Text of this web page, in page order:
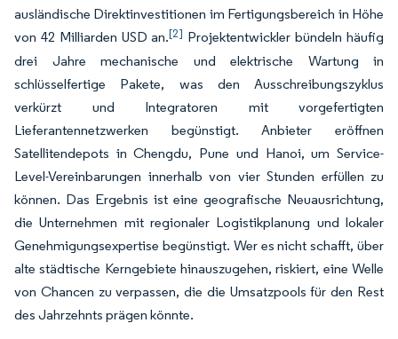
ausländische Direktinvestitionen im Fertigungsbereich in Höhe
von 42 Milliarden USD an.[2] Projektentwickler bündeln häufig
drei Jahre mechanische und elektrische Wartung in
schlüsselfertige Pakete, was den Ausschreibungszyklus
verkürzt und Integratoren mit vorgefertigten
Lieferantennetzwerken begünstigt. Anbieter eröffnen
Satellitendepots in Chengdu, Pune und Hanoi, um Service-
Level-Vereinbarungen innerhalb von vier Stunden erfüllen zu
können. Das Ergebnis ist eine geografische Neuausrichtung,
die Unternehmen mit regionaler Logistikplanung und lokaler
Genehmigungsexpertise begünstigt. Wer es nicht schafft, über
alte städtische Kerngebiete hinauszugehen, riskiert, eine Welle
von Chancen zu verpassen, die die Umsatzpools für den Rest
des Jahrzehnts prägen könnte.